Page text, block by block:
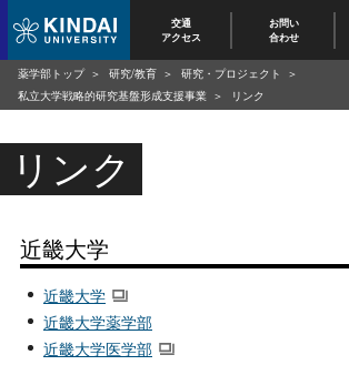
交通
アクセス
お問い
合わせ
リンク
近畿大学
近畿大学
近畿大学薬学部
近畿大学医学部
薬学部トップ 研究/教育
研究・プロジェクト
私立大学戦略的研究基盤形成支援事業
リンク